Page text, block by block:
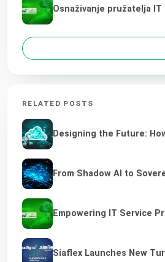
Osnaživanje pružatelja
RELATED POSTS
Designing the Future:
From Shadow AI to
Empowering IT Service
Siaflex Launches New